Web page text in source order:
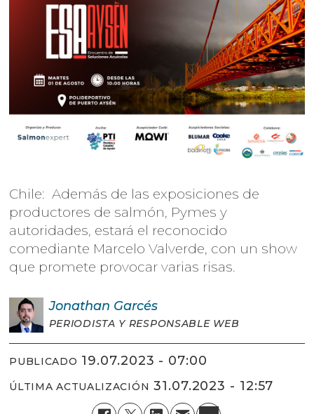
Chile: Además de las exposiciones de
productores de salmón, Pymes y
autoridades, estará el reconocido
comediante Marcelo Valverde, con un show
que promete provocar varias risas.
Jonathan Garcés
PERIODISTA Y RESPONSABLE WEB
PUBLICADO 19.07.2023 - 07:00
ÚLTIMA ACTUALIZACIÓN 31.07.2023 - 12:57